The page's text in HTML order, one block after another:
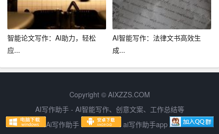
3. 跨平台、跨设备的功能将成为文档生成器的重要发展方
向。用户可以在不同平台和设备上使用文档生成器，实现
无缝衔接的工作体验。
4. 文档生成器将与其他人工智能助手
手、图像识别助手等，为用户提供更加便捷、高效的服
总之，AI文档生成器作为一款智能工具，为广大用户提供
了一种高效、便捷的文档制作方式。随着人工智能技术的
不断发展，文档生成器的应用场景将更加广泛，功能也将
智能论文写作：AI助力，轻松
应...
AI智能写作：法律文书高效生
成...
Copyright © AIXZZS.COM
AI写作助手 - AI智能写作、创意文案、工作总结等
Ai写作助手
ai写作助手app